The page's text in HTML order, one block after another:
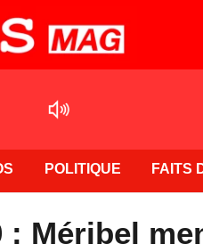
POLITIQUE FAITS
: Méribel